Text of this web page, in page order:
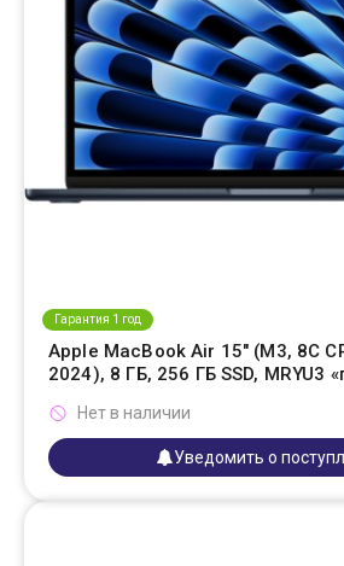
Гарантия 1 год
Apple MacBook Air 15" (M3, 8C
2024), 8 ГБ, 256 ГБ SSD, MRYU3
Нет в наличии
Уведомить о